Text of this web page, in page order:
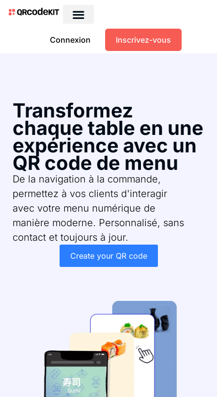
Connexion Inscrivez-vous
Transformez
chaque table en une
expérience avec un
QR code de menu
De la navigation à la commande,
permettez à vos clients d'interagir
avec votre menu numérique de
manière moderne. Personnalisé, sans
contact et toujours à jour.
Create your QR code